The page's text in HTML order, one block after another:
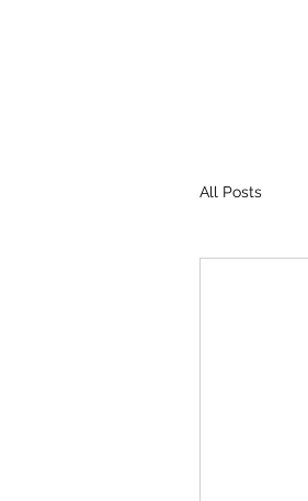
All Posts